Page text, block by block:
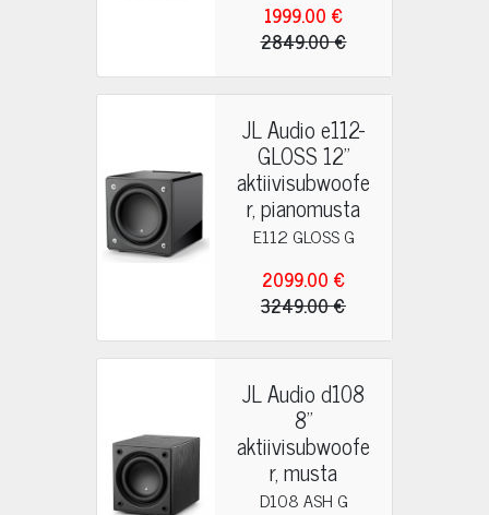
1999.00 €
2849.00 €
JL Audio e112-
GLOSS 12"
aktiivisubwoofe
r, pianomusta
E112 GLOSS G
2099.00 €
3249.00 €
JL Audio d108
8"
aktiivisubwoofe
r, musta
D108 ASH G